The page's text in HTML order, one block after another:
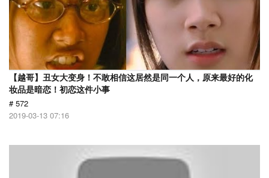
【越哥】丑女大变身！不敢相信这居然是同一个人，原来最好的化
妆品是暗恋！初恋这件小事
# 572
2019-03-13 07:16